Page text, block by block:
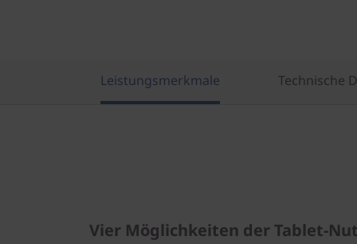
Leistungsmerkmale Technische
Vier Möglichkeiten der Tablet-